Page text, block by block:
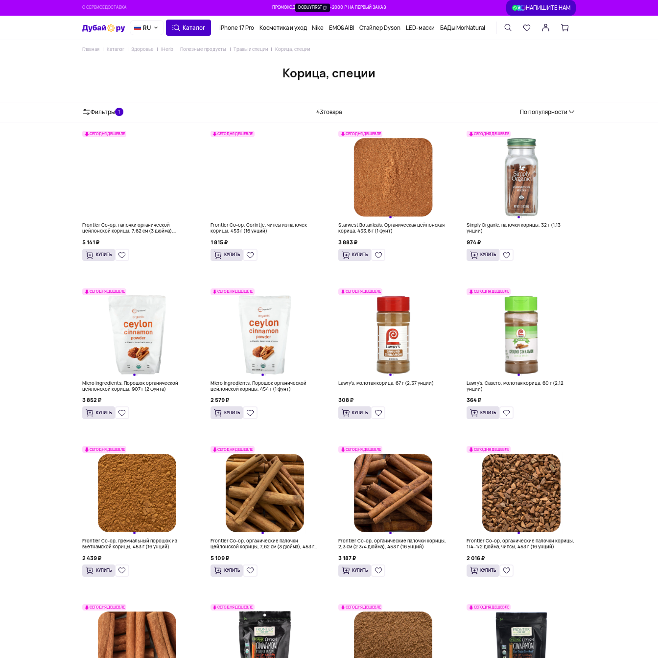
О СЕРВИСЕДОСТАВКА ПРОМОКОД DOBUYFIRST -2000 ₽ НА ПЕРВЫЙ ЗАКАЗ НАПИШИТЕ НАМ
RU Каталог iPhone 17 Pro Косметика и уход Nike EMO&AIBI Стайлер Dyson LED-маски БАДы MorNatural
Главная Каталог Здоровье IHerb Полезные продукты Травы и специи Корица, специи
Корица, специи
Фильтры 1 43товара По популярности
СЕГОДНЯ ДЕШЕВЛЕ
Frontier Co-op, палочки органической
цейлонской корицы, 7,62 см (3 дюйма),
Fairtrade, 453 г (16 унций)
5 141 ₽
КУПИТЬ
СЕГОДНЯ ДЕШЕВЛЕ
Frontier Co-op, Corintje, чипсы из палочек
корицы, 453 г (16 унций)
1 815 ₽
КУПИТЬ
СЕГОДНЯ ДЕШЕВЛЕ
Starwest Botanicals, Органическая цейлонская
корица, 453,6 г (1 фунт)
3 883 ₽
КУПИТЬ
СЕГОДНЯ ДЕШЕВЛЕ
Simply Organic, палочки корицы, 32 г (1,13
унции)
974 ₽
КУПИТЬ
СЕГОДНЯ ДЕШЕВЛЕ
Micro Ingredients, Порошок органической
цейлонской корицы, 907 г (2 фунта)
3 852 ₽
КУПИТЬ
СЕГОДНЯ ДЕШЕВЛЕ
Micro Ingredients, Порошок органической
цейлонской корицы, 454 г (1 фунт)
2 579 ₽
КУПИТЬ
СЕГОДНЯ ДЕШЕВЛЕ
Lawry's, молотая корица, 67 г (2,37 унции)
308 ₽
КУПИТЬ
СЕГОДНЯ ДЕШЕВЛЕ
Lawry's, Casero, молотая корица, 60 г (2,12
унции)
364 ₽
КУПИТЬ
СЕГОДНЯ ДЕШЕВЛЕ
Frontier Co-op, премиальный порошок из
вьетнамской корицы, 453 г (16 унций)
2 439 ₽
КУПИТЬ
СЕГОДНЯ ДЕШЕВЛЕ
Frontier Co-op, органические палочки
цейлонской корицы, 7,62 см (3 дюйма), 453 г
5 109 ₽
КУПИТЬ
СЕГОДНЯ ДЕШЕВЛЕ
Frontier Co-op, органические палочки корицы,
2,3 см (2 3/4 дюйма), 453 г (16 унций)
3 187 ₽
КУПИТЬ
СЕГОДНЯ ДЕШЕВЛЕ
Frontier Co-op, органические палочки корицы,
1/4–1/2 дюйма, чипсы, 453 г (16 унций)
2 016 ₽
КУПИТЬ
СЕГОДНЯ ДЕШЕВЛЕ СЕГОДНЯ ДЕШЕВЛЕ СЕГОДНЯ ДЕШЕВЛЕ СЕГОДНЯ ДЕШЕВЛЕ